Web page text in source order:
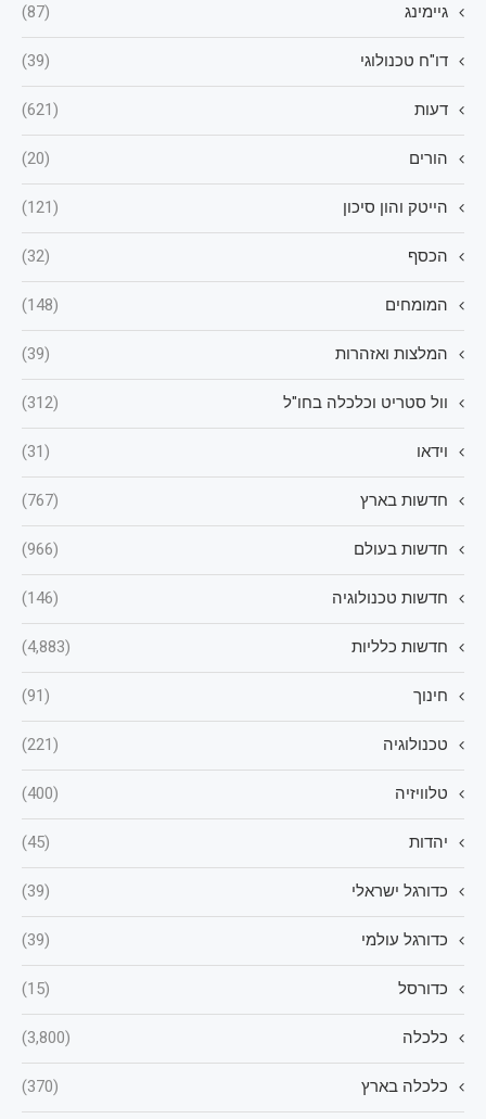
גיימינג (87)
דו"ח טכנולוגי (39)
דעות (621)
הורים (20)
הייטק והון סיכון (121)
הכסף (32)
המומחים (148)
המלצות ואזהרות (39)
וול סטריט וכלכלה בחו"ל (312)
וידאו (31)
חדשות בארץ (767)
חדשות בעולם (966)
חדשות טכנולוגיה (146)
חדשות כלליות (4,883)
חינוך (91)
טכנולוגיה (221)
טלוויזיה (400)
יהדות (45)
כדורגל ישראלי (39)
כדורגל עולמי (39)
כדורסל (15)
כלכלה (3,800)
כלכלה בארץ (370)